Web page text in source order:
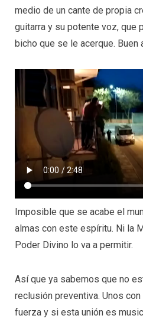
medio de un cante de propia
guitarra y su potente voz, que
bicho que se le acerque. Buen
Imposible que se acabe el
almas con este espíritu. Ni la
Poder Divino lo va a permitir.
Así que ya sabemos que no
reclusión preventiva. Unos
fuerza y si esta unión es